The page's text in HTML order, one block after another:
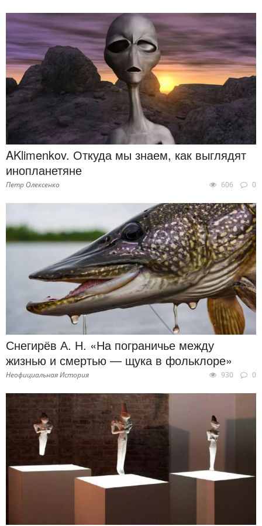
AKlimenkov. Откуда мы знаем, как выглядят
инопланетяне
Петр Олексенко 606 0
Снегирёв А. Н. «На пограничье между
жизнью и смертью — щука в фольклоре»
Неофициальная История 930 0